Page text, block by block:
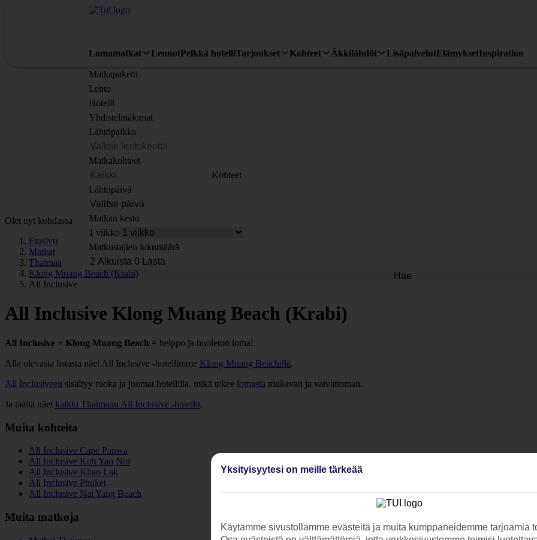
Lomamatkat LennotPelkkä hotelliTarjoukset Kohteet Äkkilähdöt LisäpalvelutElämyksetInspiration
Matkapaketti
Lento
Hotelli
Yhdistelmälomat
Lähtöpaikka
Matkakohteet
Kohteet
Lähtöpäivä
Matkan kesto
1 viikko
Matkustajien lukumäärä
Hae
Olet nyt kohdassa
Etusivu
Matkat
Thaimaa
Klong Muang Beach (Krabi)
All Inclusive
All Inclusive Klong Muang Beach (Krabi)
All Inclusive + Klong Muang Beach = helppo ja huoleton loma!
Alla olevasta listasta näet All Inclusive -hotellimme Klong Muang Beachillä.
All Inclusiveen sisältyy ruoka ja juomat hotellilla, mikä tekee lomasta mukavan ja vaivattoman.
Ja täältä näet kaikki Thaimaan All Inclusive -hotellit.
Muita kohteita
All Inclusive Cape Panwa
All Inclusive Koh Yao Noi
All Inclusive Khao Lak
All Inclusive Phuket
All Inclusive Nai Yang Beach
Muita matkoja
Yksityisyytesi on meille tärkeää
Käytämme sivustollamme evästeitä ja muita kumppaneidemme tarjoamia